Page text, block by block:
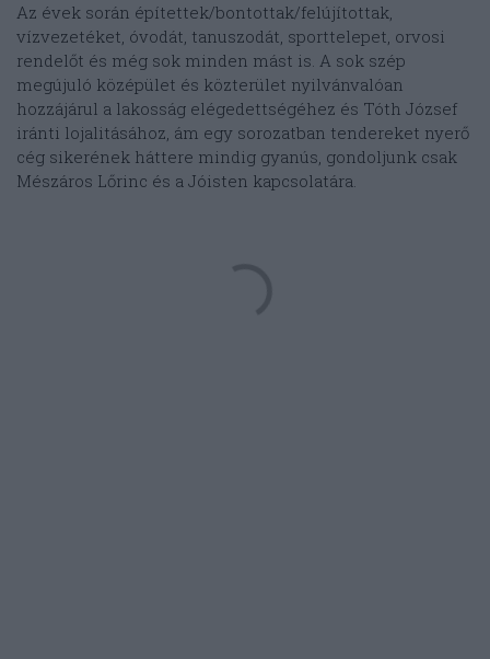
Az évek során építettek/bontottak/felújítottak,
vízvezetéket, óvodát, tanuszodát, sporttelepet, orvosi
rendelőt és még sok minden mást is. A sok szép
megújuló középület és közterület nyilvánvalóan
hozzájárul a lakosság elégedettségéhez és Tóth József
iránti lojalitásához, ám egy sorozatban tendereket nyerő
cég sikerének háttere mindig gyanús, gondoljunk csak
Mészáros Lőrinc és a Jóisten kapcsolatára.